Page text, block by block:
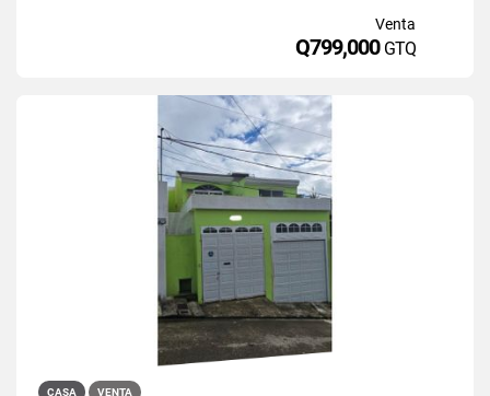
Venta
Q799,000 GTQ
CASA VENTA